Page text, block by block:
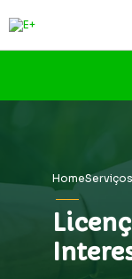
HomeServiços